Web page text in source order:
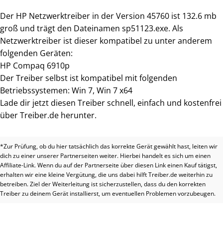
Der HP Netzwerktreiber in der Version 45760 ist 132.6 mb
groß und trägt den Dateinamen sp51123.exe. Als
Netzwerktreiber ist dieser kompatibel zu unter anderem
folgenden Geräten:
HP Compaq 6910p
Der Treiber selbst ist kompatibel mit folgenden
Betriebssystemen: Win 7, Win 7 x64
Lade dir jetzt diesen Treiber schnell, einfach und kostenfrei
über Treiber.de herunter.
*Zur Prüfung, ob du hier tatsächlich das korrekte Gerät gewählt hast, leiten wir
dich zu einer unserer Partnerseiten weiter. Hierbei handelt es sich um einen
Affiliate-Link. Wenn du auf der Partnerseite über diesen Link einen Kauf tätigst,
erhalten wir eine kleine Vergütung, die uns dabei hilft Treiber.de weiterhin zu
betreiben. Ziel der Weiterleitung ist sicherzustellen, dass du den korrekten
Treiber zu deinem Gerät installierst, um eventuellen Problemen vorzubeugen.